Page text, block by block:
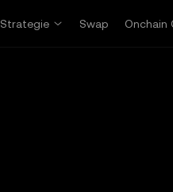
Strategie Swap Onchain